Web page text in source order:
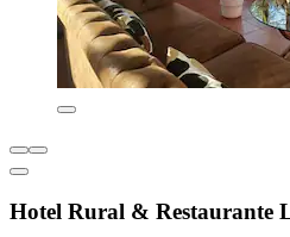
Hotel Rural & Restaurante